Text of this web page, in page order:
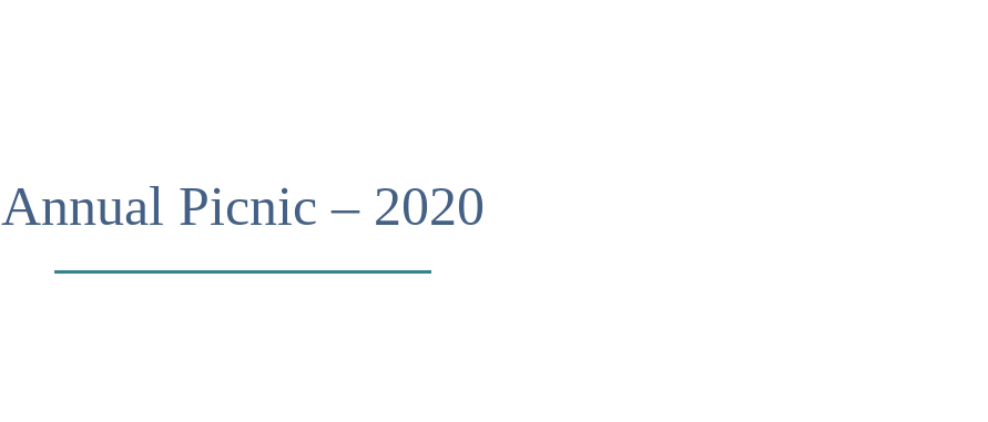
Annual Picnic – 2020